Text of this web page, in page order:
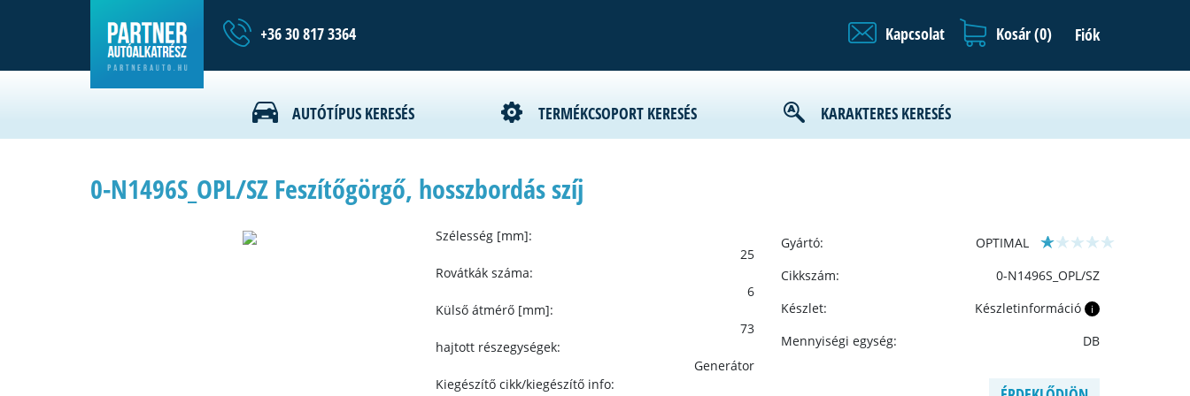
+36 30 817 3364 Kapcsolat Kosár (0) Fiók
AUTÓTÍPUS KERESÉS TERMÉKCSOPORT KERESÉS KARAKTERES KERESÉS
0-N1496S_OPL/SZ Feszítőgörgő, hosszbordás szíj
Szélesség [mm]:
25
Rovátkák száma:
6
Külső átmérő [mm]:
73
hajtott részegységek:
Generátor
Kiegészítő cikk/kiegészítő info:
Gyártó:
OPTIMAL
Cikkszám:
0-N1496S_OPL/SZ
Készlet:
Készletinformáció i
Mennyiségi egység: DB